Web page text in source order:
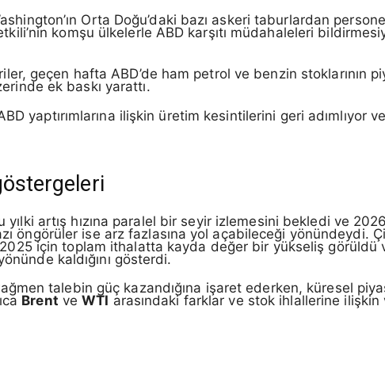
Orta Doğu’daki bazı askeri taburlardan
komşu ülkelerle ABD karşıtı müdahaleleri
geçen hafta ABD’de ham petrol ve benzin stoklarının
ek baskı yarattı.
yaptırımlarına ilişkin üretim kesintilerini geri adımlıyor
artış hızına paralel bir seyir izlemesini bekledi ve
öngörüler ise arz fazlasına yol açabileceği yönündeydi.
2025 için toplam ithalatta kayda değer bir yükseliş
kaldığını gösterdi.
talebin güç kazandığına işaret ederken, küresel
Brent veWTI arasındaki farklar ve stok ihlallerine ilişkin